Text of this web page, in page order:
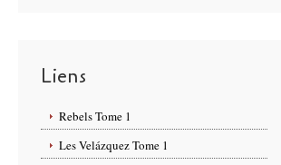
Liens
Rebels Tome 1
Les Velázquez Tome 1